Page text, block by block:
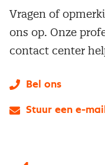
Vragen of
ons op. Onze
contact center
Bel ons
Stuur een e-mail